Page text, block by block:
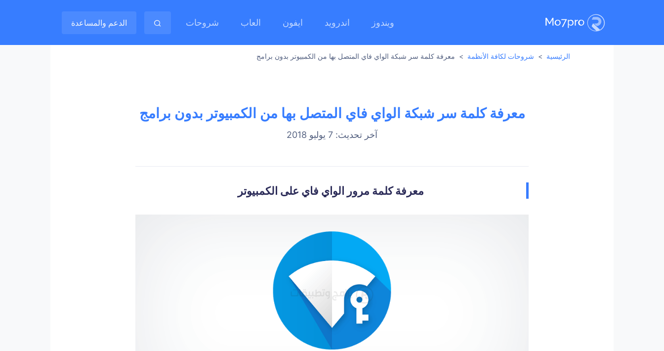
ويندوز اندرويد ايفون العاب شروحات الدعم والمساعدة
الرئيسية شروحات لكافة الأنظمة معرفة كلمة سر شبكة الواي فاي المتصل بها من الكمبيوتر بدون برامج
معرفة كلمة سر شبكة الواي فاي المتصل بها من الكمبيوتر بدون برامج
آخر تحديث: 7 يوليو 2018
معرفة كلمة مرور الواي فاي على الكمبيوتر